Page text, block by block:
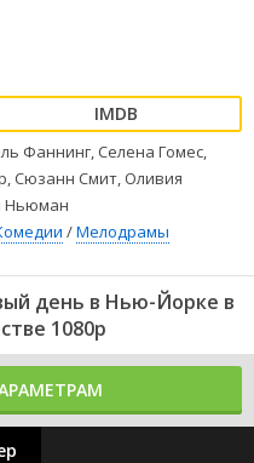
Фаннинг, Селена Гомес,
Сюзанн Смит, Оливия
Ньюман
/Мелодрамы
день в Нью-Йорке в
1080p